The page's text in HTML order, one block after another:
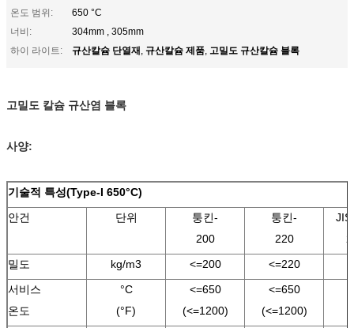
온도 범위:
650 °C
너비:
304mm , 305mm
하이 라이트:
규산칼슘 단열재, 규산칼슘 제품, 고밀도 규산칼슘 블록
고밀도 칼슘 규산염 블록
사양:
기술적 특성(Type-I 650°C)
안건
단위
퉁킨-
200
퉁킨-
220
JIS
밀도
kg/m3 <=200 <=220
서비스
온도
°C
(°F)
<=650
(<=1200)
<=650
(<=1200)